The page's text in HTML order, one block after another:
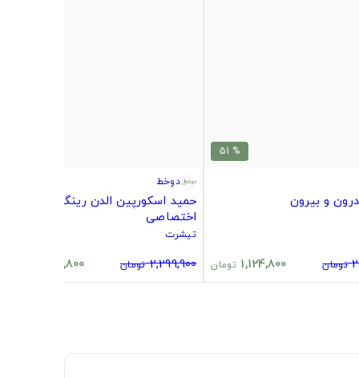
% 51
و بیرون
تومان 1,124,800 تومان
دوخط
حمید اسکورپین الدن رینگ مرچ
اختصاصی
تیشرت
2,299,900 تومان 1,124,800